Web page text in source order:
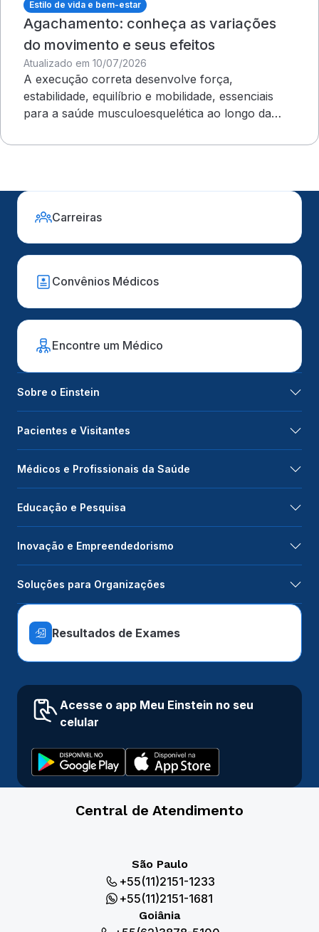
Estilo de vida e bem-estar
Agachamento: conheça as variações
do movimento e seus efeitos
Atualizado em 10/07/2026
A execução correta desenvolve força,
estabilidade, equilíbrio e mobilidade, essenciais
para a saúde musculoesquelética ao longo da
Carreiras
Convênios Médicos
Encontre um Médico
Sobre o Einstein
Pacientes e Visitantes
Médicos e Profissionais da Saúde
Educação e Pesquisa
Inovação e Empreendedorismo
Soluções para Organizações
Resultados de Exames
Acesse o app Meu Einstein no seu
celular
Central de Atendimento
São Paulo
+55(11)2151-1233
+55(11)2151-1681
Goiânia